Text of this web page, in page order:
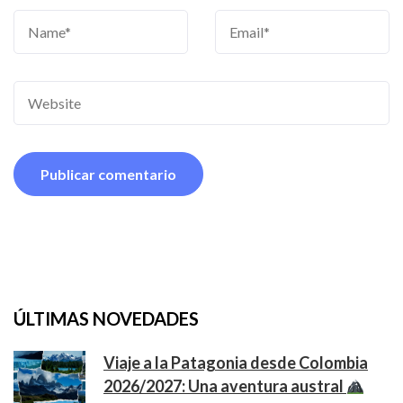
ÚLTIMAS NOVEDADES
Viaje a la Patagonia desde Colombia
2026/2027: Una aventura austral